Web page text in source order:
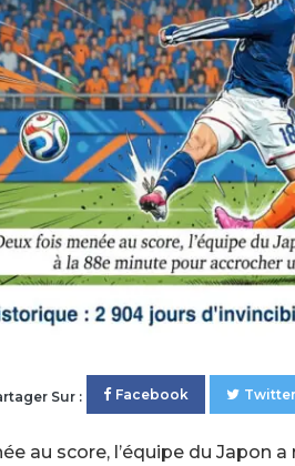
Sur : Facebook Twitter
au score, l’équipe du Japon